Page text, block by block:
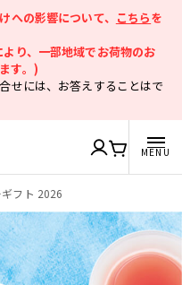
への影響について、 こちらを
り、一部地域でお荷物のお
す。)
せには、お答えすることはで
フト 2026